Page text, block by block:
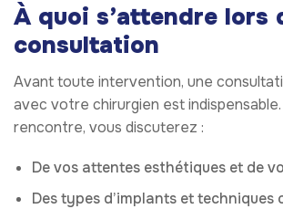
À quoi s’attendre lors
consultation
Avant toute intervention, une
avec votre chirurgien est
rencontre, vous discuterez :
De vos attentes esthétiques et de
Des types d’implants et techniques